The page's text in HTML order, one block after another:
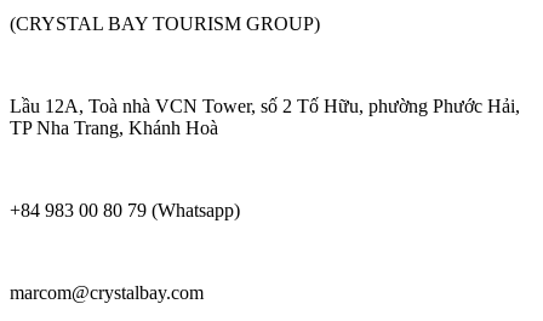
(CRYSTAL BAY TOURISM GROUP)
Lầu 12A, Toà nhà VCN Tower, số 2 Tố Hữu, phường Phước Hải,
TP Nha Trang, Khánh Hoà
+84 983 00 80 79 (Whatsapp)
marcom@crystalbay.com